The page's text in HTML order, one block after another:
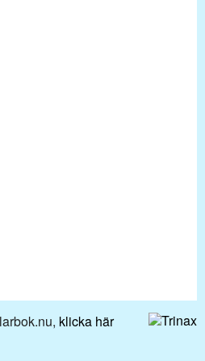
klicka här